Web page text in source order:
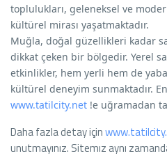
toplulukları, geleneksel ve
kültürel mirası yaşatmaktadır.
Muğla, doğal güzellikleri kadar
dikkat çeken bir bölgedir. Yerel
etkinlikler, hem yerli hem de
kültürel deneyim sunmaktadır.
www.tatilcity.net !e uğramadan
Daha fazla detay için
unutmayınız. Sitemız aynı